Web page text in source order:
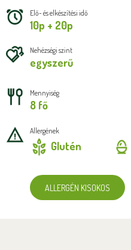
Elő- és elkészítési idő
10p + 20p
Nehézségi szint
egyszerű
Mennyiség
8 fő
Allergének
Glutén
ALLERGÉN KISOKOS